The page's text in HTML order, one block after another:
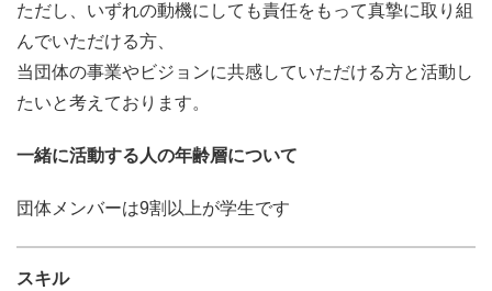
ただし、いずれの動機にしても責任をもって真摯に取り組
んでいただける方、
当団体の事業やビジョンに共感していただける方と活動し
たいと考えております。
一緒に活動する人の年齢層について
団体メンバーは9割以上が学生です
スキル